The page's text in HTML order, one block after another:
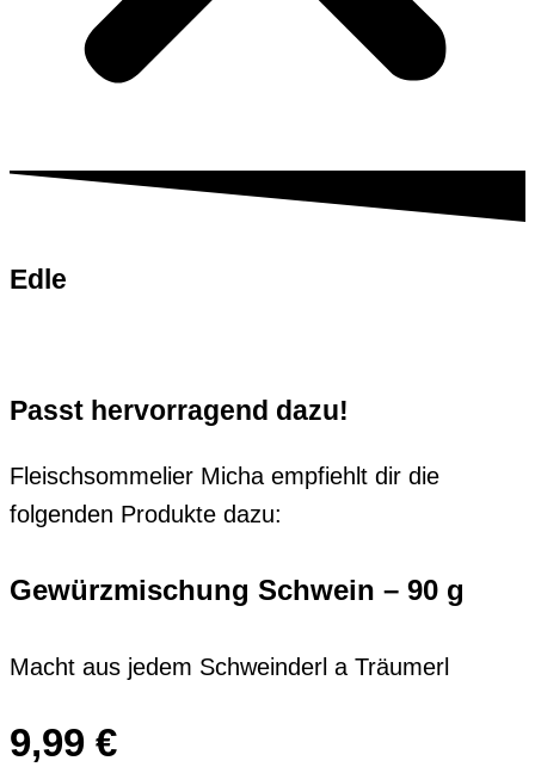
Edle
Passt hervorragend dazu!
Fleischsommelier Micha empfiehlt dir die
folgenden Produkte dazu:
Gewürzmischung Schwein – 90 g
Macht aus jedem Schweinderl a Träumerl
9,99 €